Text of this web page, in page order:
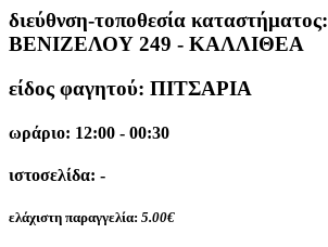
διεύθνση-τοποθεσία καταστήματος:
ΒΕΝΙΖΕΛΟΥ 249 - ΚΑΛΛΙΘΕΑ
είδος φαγητού: ΠΙΤΣΑΡΙΑ
ωράριο: 12:00 - 00:30
ιστοσελίδα: -
ελάχιστη παραγγελία: 5.00€